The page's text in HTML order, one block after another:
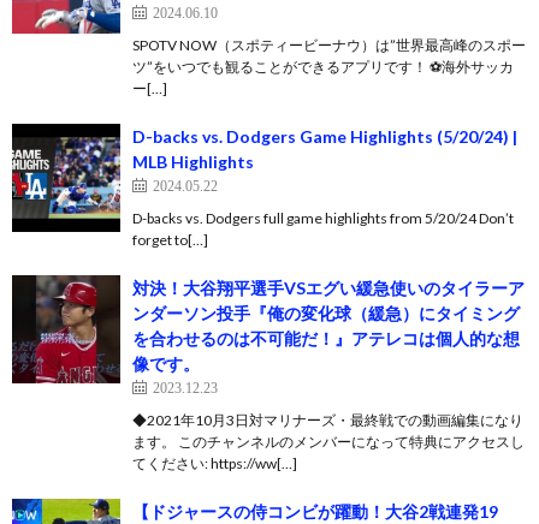
2024.06.10
SPOTV NOW（スポティービーナウ）は”世界最高峰のスポー
ツ”をいつでも観ることができるアプリです！ ⚽️海外サッカ
ー[…]
D-backs vs. Dodgers Game Highlights (5/20/24) |
MLB Highlights
2024.05.22
D-backs vs. Dodgers full game highlights from 5/20/24 Don’t
forget to[…]
対決！大谷翔平選手VSエグい緩急使いのタイラーア
ンダーソン投手『俺の変化球（緩急）にタイミング
を合わせるのは不可能だ！』アテレコは個人的な想
像です。
2023.12.23
◆2021年10月3日対マリナーズ・最終戦での動画編集になり
ます。 このチャンネルのメンバーになって特典にアクセスし
てください: https://ww[…]
【ドジャースの侍コンビが躍動！大谷2戦連発19